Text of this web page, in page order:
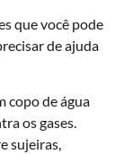
que você pode
de ajuda
copo de água
os gases.
sujeiras,